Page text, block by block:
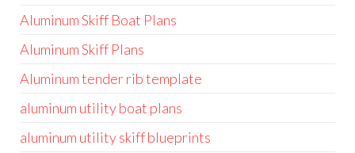
Aluminum Skiff Boat Plans
Aluminum Skiff Plans
Aluminum tender rib template
aluminum utility boat plans
aluminum utility skiff blueprints